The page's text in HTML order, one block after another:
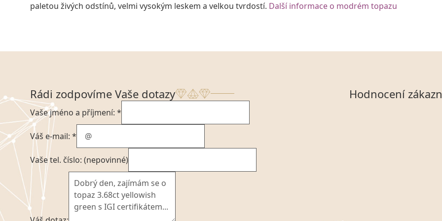
paletou živých odstínů, velmi vysokým leskem a velkou tvrdostí. Další informace o modrém topazu
Rádi zodpovíme Vaše dotazy
Vaše jméno a příjmení: *
Váš e-mail: *
Vaše tel. číslo: (nepovinné)
Hodnocení